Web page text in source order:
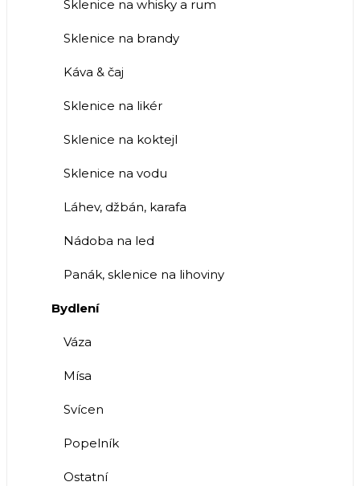
Sklenice na whisky a rum
Sklenice na brandy
Káva & čaj
Sklenice na likér
Sklenice na koktejl
Sklenice na vodu
Láhev, džbán, karafa
Nádoba na led
Panák, sklenice na lihoviny
Bydlení
Váza
Mísa
Svícen
Popelník
Ostatní